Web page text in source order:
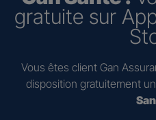
gratuite sur
Vous êtes client Gan
disposition gratuitement